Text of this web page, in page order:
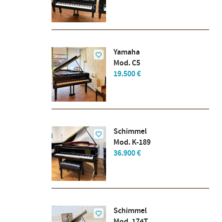
Yamaha
Mod. C5
19.500 €
Schimmel
Mod. K-189
36.900 €
Schimmel